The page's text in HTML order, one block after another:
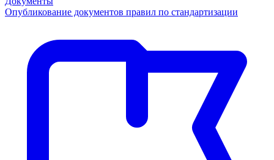
Опубликование документов правил по стандартизации